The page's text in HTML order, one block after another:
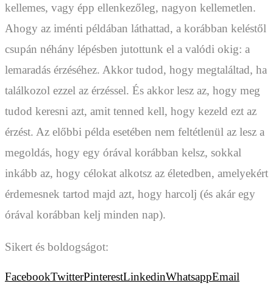
kellemes, vagy épp ellenkezőleg, nagyon kellemetlen.
Ahogy az iménti példában láthattad, a korábban keléstől
csupán néhány lépésben jutottunk el a valódi okig: a
lemaradás érzéséhez. Akkor tudod, hogy megtaláltad, ha
találkozol ezzel az érzéssel. És akkor lesz az, hogy meg
tudod keresni azt, amit tenned kell, hogy kezeld ezt az
érzést. Az előbbi példa esetében nem feltétlenül az lesz a
megoldás, hogy egy órával korábban kelsz, sokkal
inkább az, hogy célokat alkotsz az életedben, amelyekért
érdemesnek tartod majd azt, hogy harcolj (és akár egy
órával korábban kelj minden nap).
Sikert és boldogságot:
FacebookTwitterPinterestLinkedinWhatsappEmail